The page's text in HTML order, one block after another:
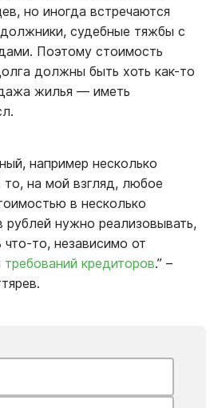
но иногда встречаются
судебные тяжбы с
Поэтому стоимость
должны быть хоть как-то
жилья — иметь
например несколько
на мой взгляд, любое
в несколько
рублей нужно реализовывать,
что-то, независимо от
требований кредиторов.” –